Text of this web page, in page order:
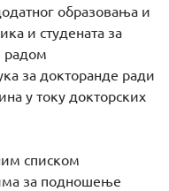
образовања и
и студената за
радом
за докторанде ради
у току докторских
списком
за подношење